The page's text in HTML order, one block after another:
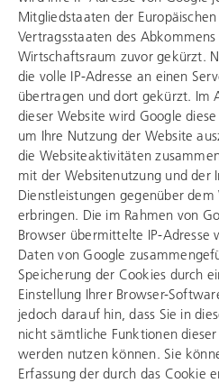
Mitgliedstaaten der
Vertragsstaaten des
Wirtschaftsraum zuvor gekürzt.
die volle IP-Adresse an einen
übertragen und dort gekürzt. Im
dieser Website wird Google
um Ihre Nutzung der Website
die Websiteaktivitäten
mit der Websitenutzung und der
Dienstleistungen gegenüber
erbringen. Die im Rahmen von
Browser übermittelte IP-
Daten von Google
Speicherung der Cookies durch
Einstellung Ihrer Browser-
jedoch darauf hin, dass Sie in
nicht sämtliche Funktionen
werden nutzen können. Sie
Erfassung der durch das Cookie